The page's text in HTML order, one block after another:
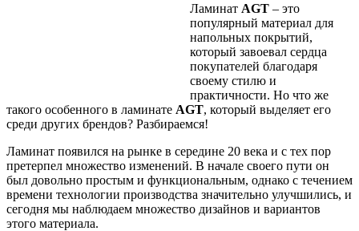
Ламинат AGT – это
популярный материал для
напольных покрытий,
который завоевал сердца
покупателей благодаря
своему стилю и
практичности. Но что же
такого особенного в ламинате AGT, который выделяет его
среди других брендов? Разбираемся!
Ламинат появился на рынке в середине 20 века и с тех пор
претерпел множество изменений. В начале своего пути он
был довольно простым и функциональным, однако с течением
времени технологии производства значительно улучшились, и
сегодня мы наблюдаем множество дизайнов и вариантов
этого материала.